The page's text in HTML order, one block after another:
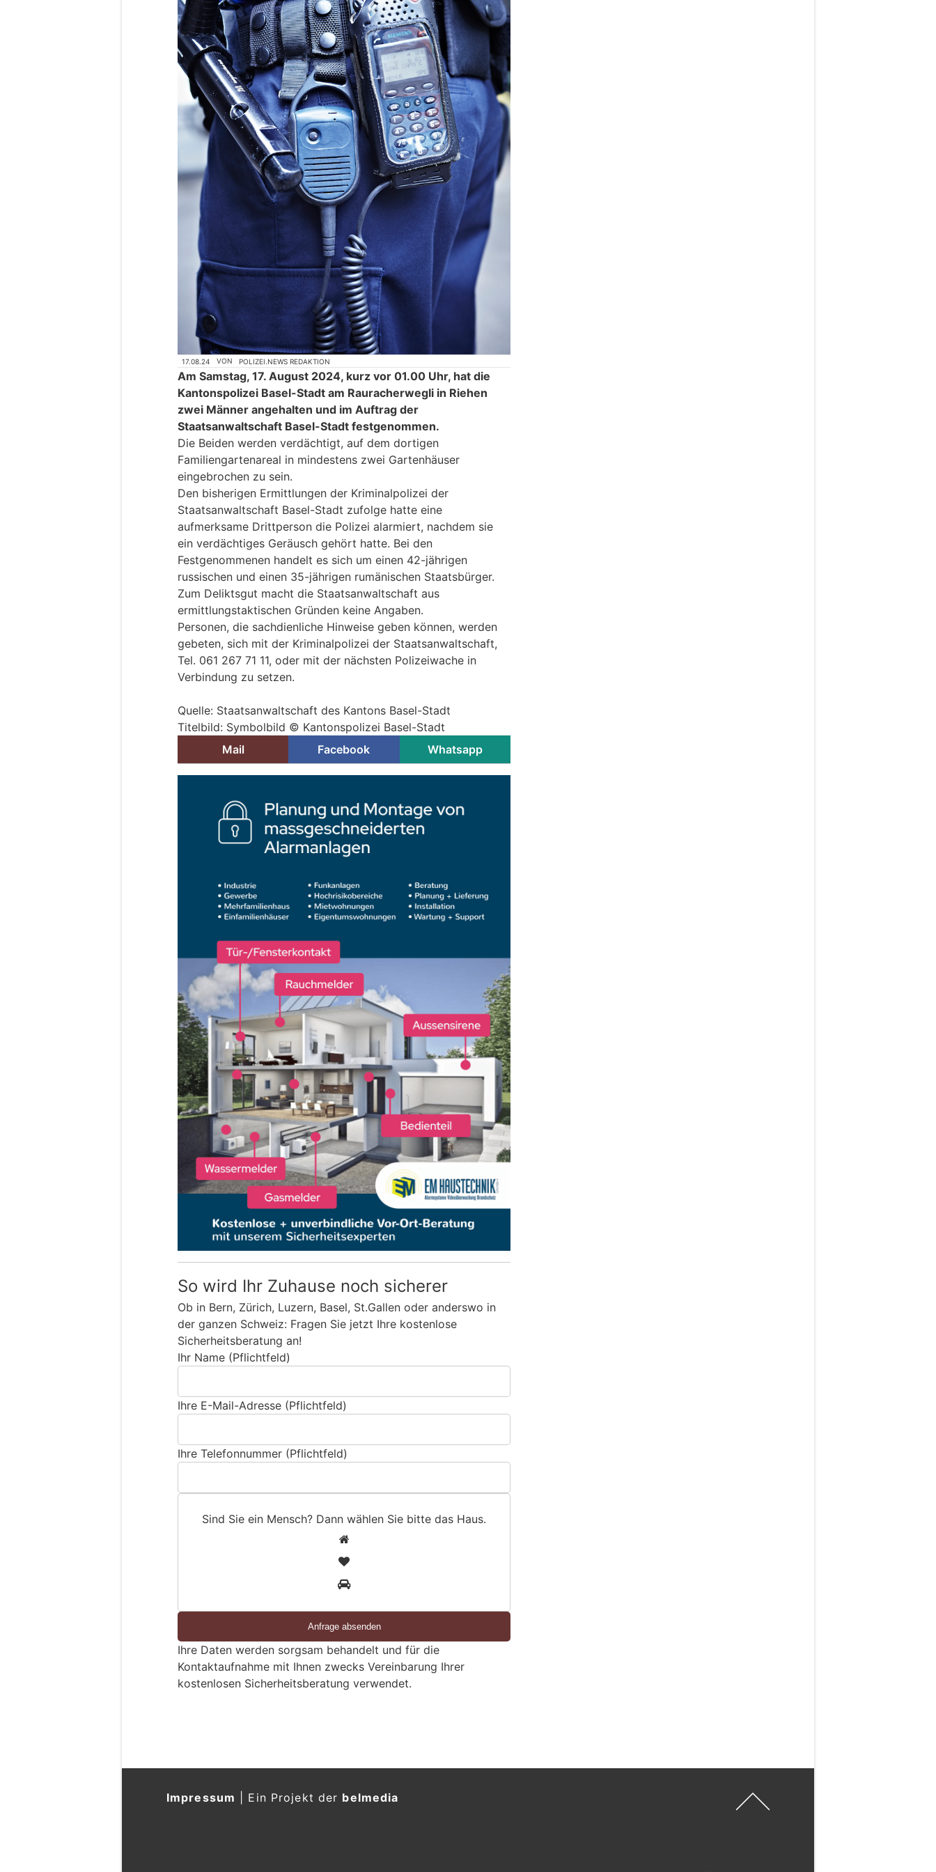
17.08.24 VON POLIZEI.NEWS REDAKTION
Am Samstag, 17. August 2024, kurz vor 01.00 Uhr, hat die
Kantonspolizei Basel-Stadt am Rauracherwegli in Riehen
zwei Männer angehalten und im Auftrag der
Staatsanwaltschaft Basel-Stadt festgenommen.
Die Beiden werden verdächtigt, auf dem dortigen
Familiengartenareal in mindestens zwei Gartenhäuser
eingebrochen zu sein.
Den bisherigen Ermittlungen der Kriminalpolizei der
Staatsanwaltschaft Basel-Stadt zufolge hatte eine
aufmerksame Drittperson die Polizei alarmiert, nachdem sie
ein verdächtiges Geräusch gehört hatte. Bei den
Festgenommenen handelt es sich um einen 42-jährigen
russischen und einen 35-jährigen rumänischen Staatsbürger.
Zum Deliktsgut macht die Staatsanwaltschaft aus
ermittlungstaktischen Gründen keine Angaben.
Personen, die sachdienliche Hinweise geben können, werden
gebeten, sich mit der Kriminalpolizei der Staatsanwaltschaft,
Tel. 061 267 71 11, oder mit der nächsten Polizeiwache in
Verbindung zu setzen.
Quelle: Staatsanwaltschaft des Kantons Basel-Stadt
Titelbild: Symbolbild © Kantonspolizei Basel-Stadt
Mail
Facebook Whatsapp
So wird Ihr Zuhause noch sicherer
Ob in Bern, Zürich, Luzern, Basel, St.Gallen oder anderswo in
der ganzen Schweiz: Fragen Sie jetzt Ihre kostenlose
Sicherheitsberatung an!
Ihr Name (Pflichtfeld)
Ihre E-Mail-Adresse (Pflichtfeld)
Ihre Telefonnummer (Pflichtfeld)
Sind Sie ein Mensch? Dann wählen Sie bitte das Haus.
e
i
n
c
?
Ihre Daten werden sorgsam behandelt und für die
Kontaktaufnahme mit Ihnen zwecks Vereinbarung Ihrer
kostenlosen Sicherheitsberatung verwendet.
Impressum Ein Projekt der belmedia